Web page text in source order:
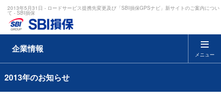
2013年5月31日 - ロードサービス提携先変更及び「SBI損保GPSナビ」新サイトのご案内につい
て - SBI損保
メニュー
企業情報
2013年のお知らせ